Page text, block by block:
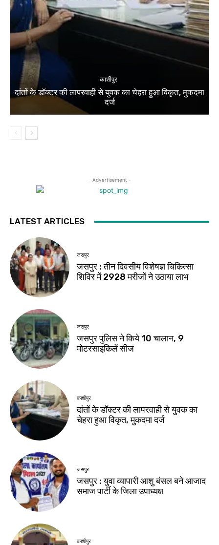
काशीपुर
दांतों के डॉक्टर की लापरवाही से युवक का चेहरा हुआ विकृत, मुकदमा
दर्ज
- Advertisement -
LATEST ARTICLES
जसपुर
जसपुर : तीन दिवसीय विशेषज्ञ चिकित्सा
शिविर में 2928 मरीजों ने उठाया लाभ
जसपुर
जसपुर पुलिस ने किये 10 चालान, 9
मोटरसाइकिलें सीज
काशीपुर
दांतों के डॉक्टर की लापरवाही से युवक का
चेहरा हुआ विकृत, मुकदमा दर्ज
जसपुर
जसपुर : युवा व्यापारी आशु बंसल बने आजाद
समाज पार्टी के जिला उपाध्यक्ष
काशीपुर